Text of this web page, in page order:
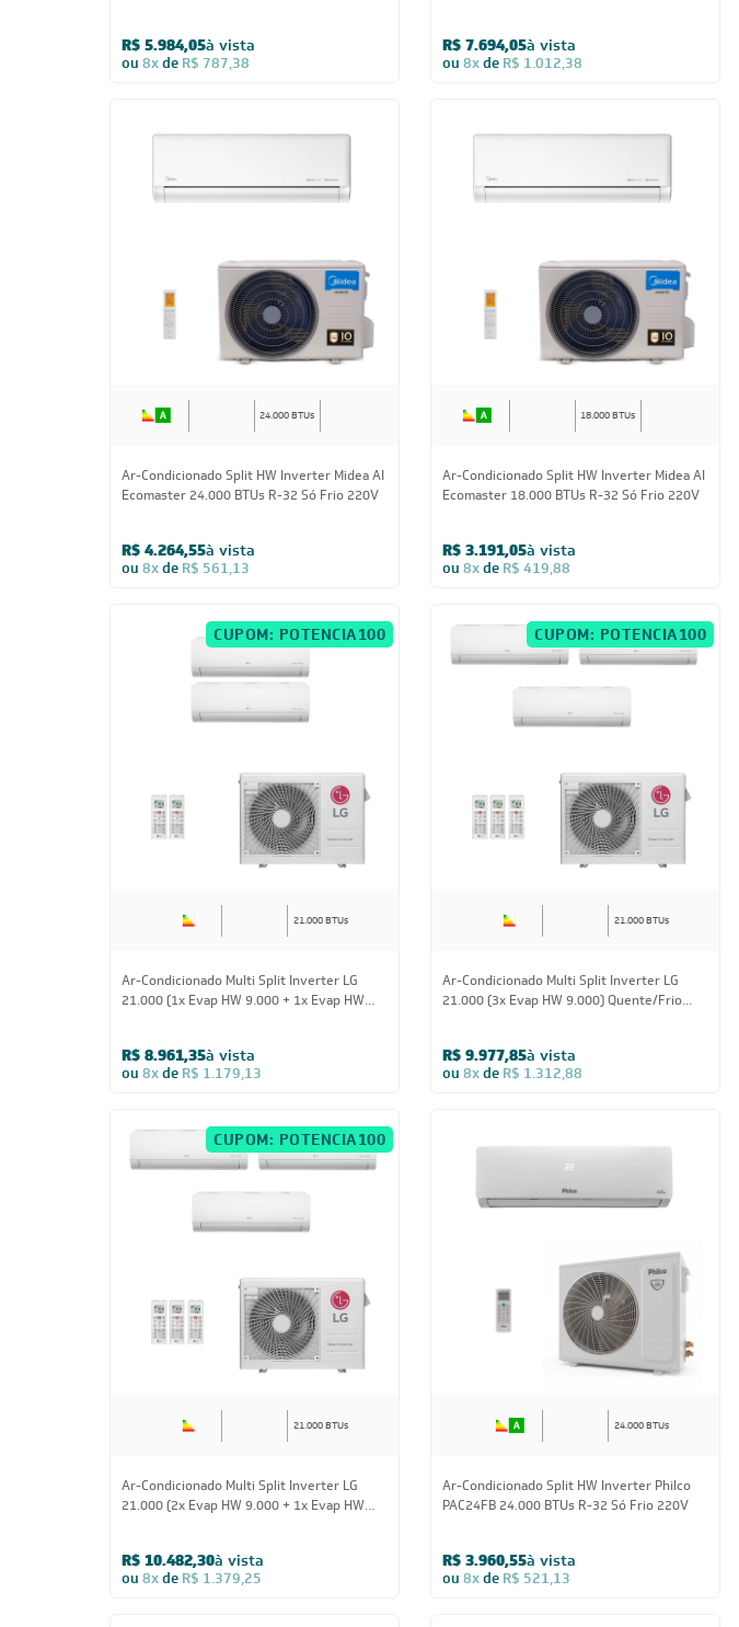
R$ 5.984,05à vista
ou 8xde R$ 787,38
R$ 7.694,05à vista
ou 8xde R$ 1.012,38
24.000 BTUs
Ar-Condicionado Split HW Inverter Midea AI
Ecomaster 24.000 BTUs R-32 Só Frio 220V
R$ 4.264,55à vista
ou 8xde R$ 561,13
18.000 BTUs
Ar-Condicionado Split HW Inverter Midea AI
Ecomaster 18.000 BTUs R-32 Só Frio 220V
R$ 3.191,05à vista
ou 8xde R$ 419,88
CUPOM: POTENCIA100
21.000 BTUs
Ar-Condicionado Multi Split Inverter LG
21.000 (1x Evap HW 9.000 + 1x Evap HW
R$ 8.961,35à vista
ou 8xde R$ 1.179,13
CUPOM: POTENCIA100
21.000 BTUs
Ar-Condicionado Multi Split Inverter LG
21.000 (3x Evap HW 9.000) Quente/Frio
R$ 9.977,85à vista
ou 8xde R$ 1.312,88
CUPOM: POTENCIA100
21.000 BTUs
Ar-Condicionado Multi Split Inverter LG
21.000 (2x Evap HW 9.000 + 1x Evap HW
R$ 10.482,30à vista
ou 8xde R$ 1.379,25
24.000 BTUs
Ar-Condicionado Split HW Inverter Philco
PAC24FB 24.000 BTUs R-32 Só Frio 220V
R$ 3.960,55à vista
ou 8xde R$ 521,13